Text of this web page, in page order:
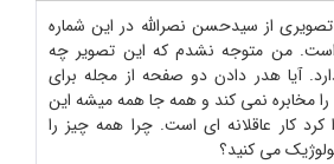
از سیدحسن نصرالله در این شماره
من متوجه نشدم که این تصویر چه
آیا هدر دادن دو صفحه از مجله برای
مخابره نمی کند و همه جا همه میشه این
کرد کار عاقلانه ای است. چرا همه چیز را
می کنید؟